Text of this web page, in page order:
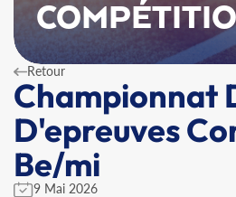
Retour
Championnat
D'epreuves
Be/mi
9 Mai 2026